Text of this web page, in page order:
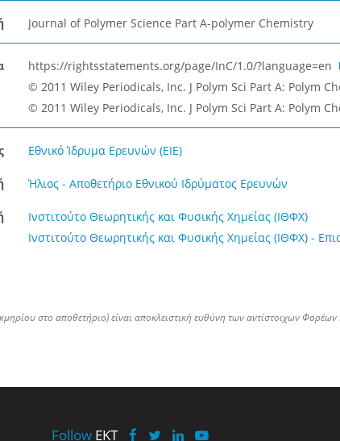
Journal of Polymer Science Part A-polymer Chemistry
https://rightsstatements.org/page/InC/1.0/?language=en
© 2011 Wiley Periodicals, Inc. J Polym Sci Part A: Polym
© 2011 Wiley Periodicals, Inc. J Polym Sci Part A: Polym
Εθνικό Ίδρυμα Ερευνών (ΕΙΕ)
Ήλιος - Αποθετήριο Εθνικού Ιδρύματος Ερευνών
Ινστιτούτο Θεωρητικής και Φυσικής Χημείας (ΙΘΦΧ)
Ινστιτούτο Θεωρητικής και Φυσικής Χημείας (ΙΘΦΧ) -
στο αποθετήριο) είναι αποκλειστική ευθύνη των αντίστοιχων Φορέων
Follow EKT